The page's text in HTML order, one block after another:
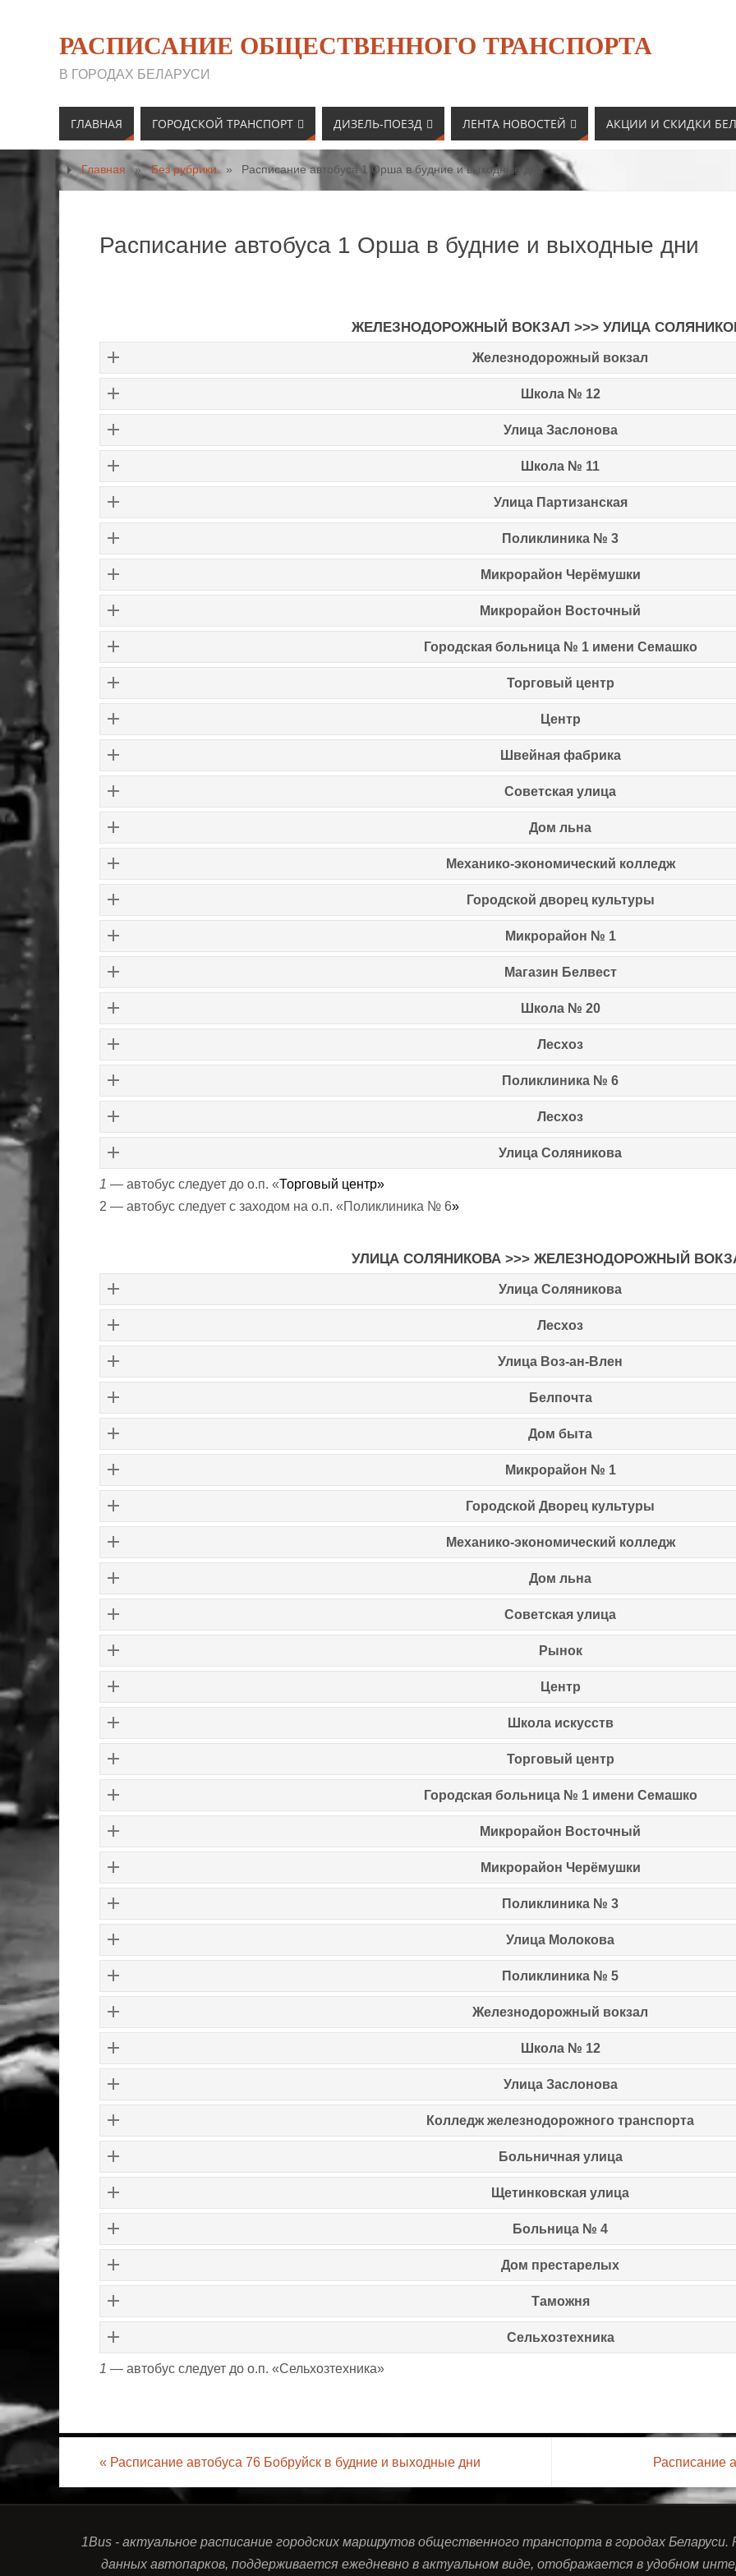
РАСПИСАНИЕ ОБЩЕСТВЕННОГО ТРАНСПОРТА
В ГОРОДАХ БЕЛАРУСИ
ГЛАВНАЯ ГОРОДСКОЙ ТРАНСПОРТ ДИЗЕЛЬ-ПОЕЗД ЛЕНТА НОВОСТЕЙ АКЦИИ И СКИДКИ
Главная » Без рубрики » Расписание автобуса 1 Орша в будние и выходные дни
Расписание автобуса 1 Орша в будние и выходные дни
ЖЕЛЕЗНОДОРОЖНЫЙ ВОКЗАЛ >>> УЛИЦА
Железнодорожный вокзал
Школа № 12
Улица Заслонова
Школа № 11
Улица Партизанская
Поликлиника № 3
Микрорайон Черёмушки
Микрорайон Восточный
Городская больница № 1 имени Семашко
Торговый центр
Центр
Швейная фабрика
Советская улица
Дом льна
Механико-экономический колледж
Городской дворец культуры
Микрорайон № 1
Магазин Белвест
Школа № 20
Лесхоз
Поликлиника № 6
Лесхоз
Улица Соляникова
1 — автобус следует до о.п. «Торговый центр»
2 — автобус следует с заходом на о.п. «Поликлиника № 6»
УЛИЦА СОЛЯНИКОВА >>> ЖЕЛЕЗНОДОРОЖНЫЙ
Улица Соляникова
Лесхоз
Улица Воз-ан-Влен
Белпочта
Дом быта
Микрорайон № 1
Городской Дворец культуры
Механико-экономический колледж
Дом льна
Советская улица
Рынок
Центр
Школа искусств
Торговый центр
Городская больница № 1 имени Семашко
Микрорайон Восточный
Микрорайон Черёмушки
Поликлиника № 3
Улица Молокова
Поликлиника № 5
Железнодорожный вокзал
Школа № 12
Улица Заслонова
Колледж железнодорожного транспорта
Больничная улица
Щетинковская улица
Больница № 4
Дом престарелых
Таможня
Сельхозтехника
1 — автобус следует до о.п. «Сельхозтехника»
« Расписание автобуса 76 Бобруйск в будние и выходные дни Расписание
1Bus - актуальное расписание городских маршрутов общественного транспорта в городах
данных автопарков, поддерживается ежедневно в актуальном виде, отображается в удобном